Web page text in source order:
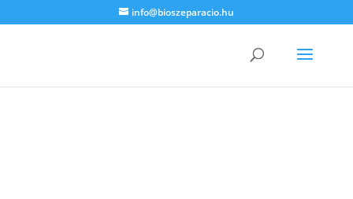
info@bioszeparacio.hu